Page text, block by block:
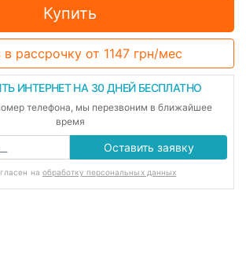
Купить
в рассрочку от 1147 грн/мес
ИНТЕРНЕТ НА 30 ДНЕЙ БЕСПЛАТНО
телефона, мы перезвоним в ближайшее
время
Оставить заявку
на обработку персональных данных